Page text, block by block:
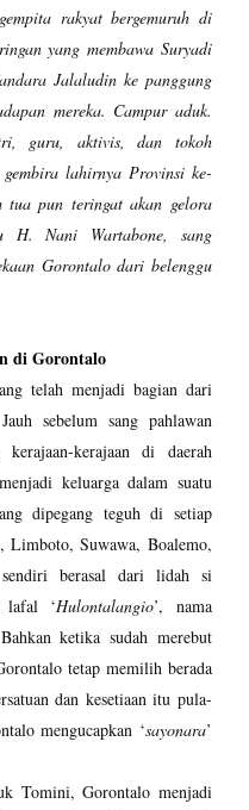
rakyat bergemuruh di
yang membawa Suryadi
Jalaludin ke panggung
mereka. Campur aduk.
guru, aktivis, dan tokoh
gembira lahirnya Provinsi ke-
pun teringat akan gelora
Nani Wartabone, sang
Gorontalo dari belenggu
di Gorontalo
telah menjadi bagian dari
sebelum sang pahlawan
kerajaan-kerajaan di daerah
keluarga dalam suatu
dipegang teguh di setiap
Limboto, Suwawa, Boalemo,
berasal dari lidah si
lafal ‘Hulontalangio’, nama
ketika sudah merebut
tetap memilih berada
dan kesetiaan itu pula-
mengucapkan ‘sayonara’
Tomini, Gorontalo menjadi